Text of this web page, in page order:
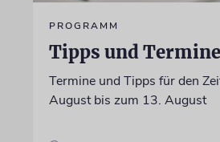
PROGRAMM
Tipps und Termine
Termine und Tipps für den
August bis zum 13. August